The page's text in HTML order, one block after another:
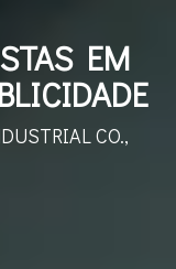
EM
CO.,